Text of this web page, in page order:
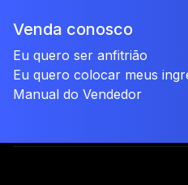
Venda conosco
Eu quero ser anfitrião
Eu quero colocar meus
Manual do Vendedor